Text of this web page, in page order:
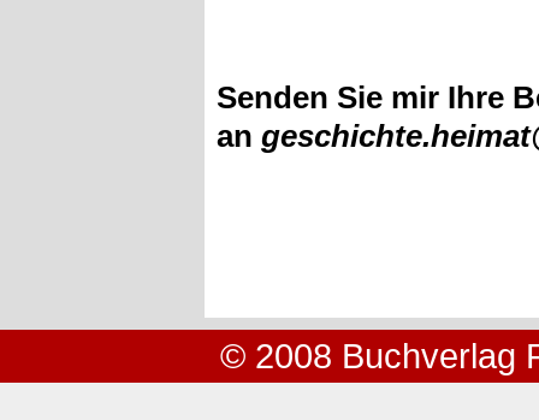
Senden Sie mir Ihre
an
© 2008 Buchverlag